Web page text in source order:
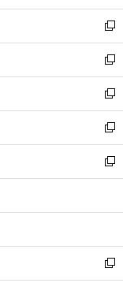
開
く
ウ
で
開
く
ン
ド
ウ
で
開
く
ウ
ィ
ン
ド
ウ
で
開
く
新
し
い
ウ
ィ
ン
ド
ウ
で
開
新
し
い
ウ
ィ
ン
ド
ウ
開
新
し
い
ウ
ィ
ン
ウ
開
く
新
し
い
ウ
ン
ウ
で
開
新
し
ウ
ン
ド
新